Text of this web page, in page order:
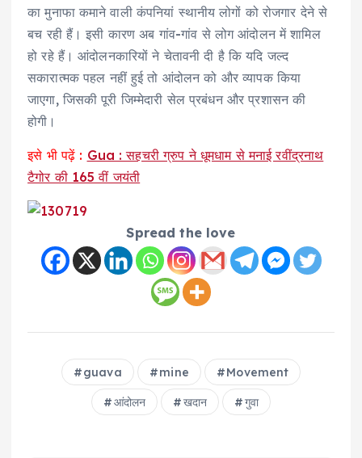
का मुनाफा कमाने वाली कंपनियां स्थानीय लोगों को रोजगार देने से
बच रही हैं। इसी कारण अब गांव-गांव से लोग आंदोलन में शामिल
हो रहे हैं। आंदोलनकारियों ने चेतावनी दी है कि यदि जल्द
सकारात्मक पहल नहीं हुई तो आंदोलन को और व्यापक किया
जाएगा, जिसकी पूरी जिम्मेदारी सेल प्रबंधन और प्रशासन की
होगी।
इसे भी पढ़ें : Gua : सहचरी ग्रुप ने धूमधाम से मनाई रवींद्रनाथ
टैगोर की 165 वीं जयंती
Spread the love
guava mine Movement
आंदोलन खदान गुवा